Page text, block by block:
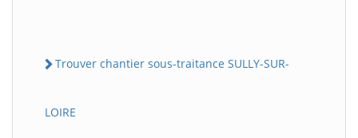
Trouver chantier sous-traitance SULLY-SUR-
LOIRE